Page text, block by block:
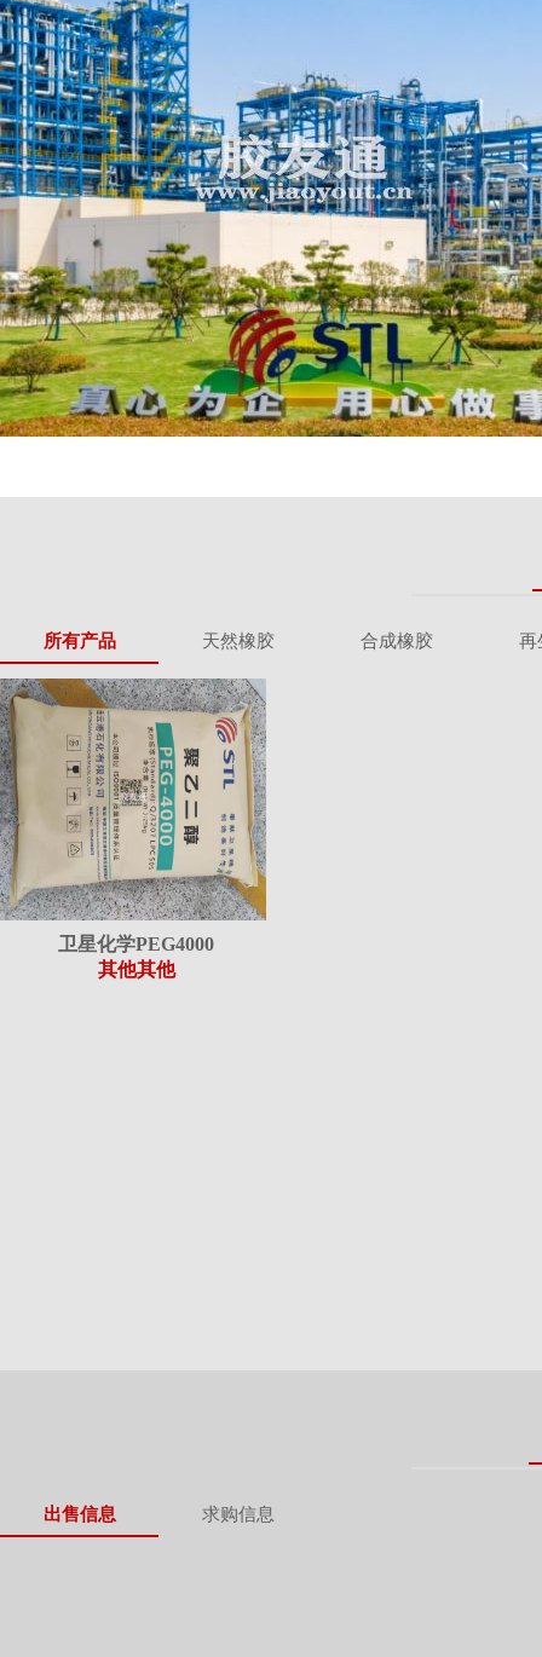
所有产品 天然橡胶 合成橡胶 再
卫星化学PEG4000
其他其他
出售信息 求购信息